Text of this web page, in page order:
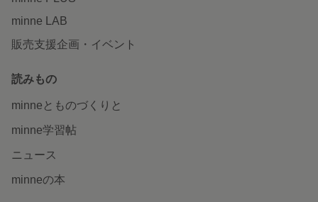
minne LAB
販売支援企画・イベント
読みもの
minneとものづくりと
minne学習帖
ニュース
minneの本